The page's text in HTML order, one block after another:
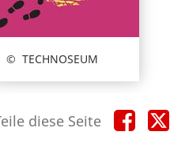
TECHNOSEUM
diese Seite Teile
diese